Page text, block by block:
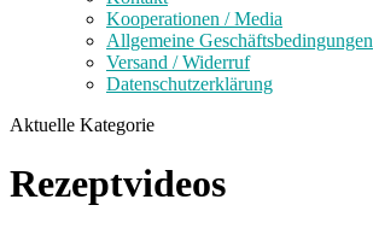
Kooperationen / Media
Allgemeine Geschäftsbedingungen
Versand / Widerruf
Datenschutzerklärung
Aktuelle Kategorie
Rezeptvideos